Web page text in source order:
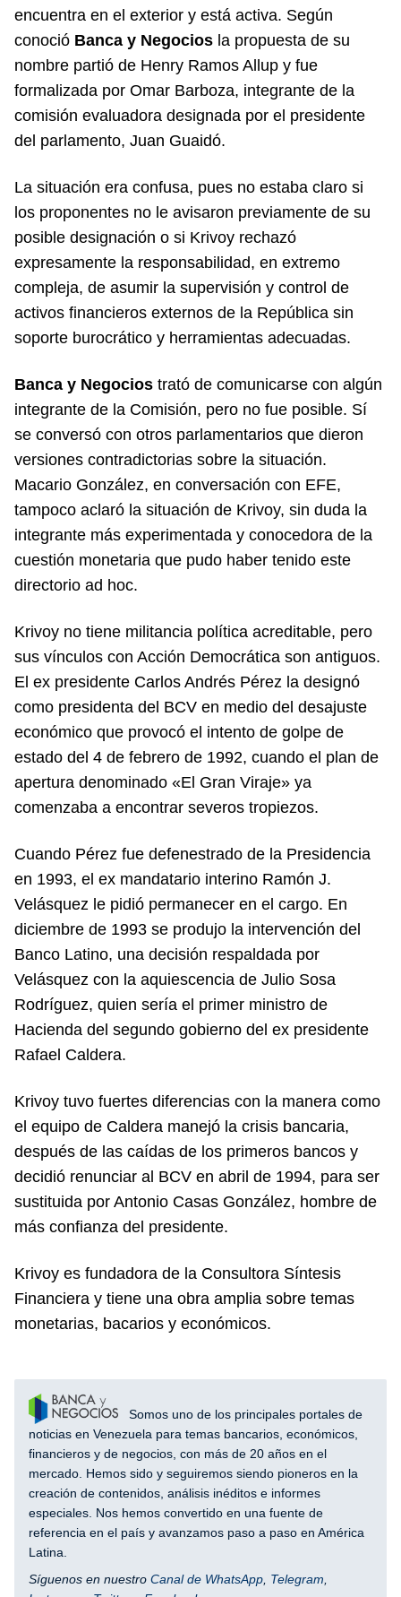
encuentra en el exterior y está activa. Según
conoció Banca y Negocios la propuesta de su
nombre partió de Henry Ramos Allup y fue
formalizada por Omar Barboza, integrante de la
comisión evaluadora designada por el presidente
del parlamento, Juan Guaidó.
La situación era confusa, pues no estaba claro si
los proponentes no le avisaron previamente de su
posible designación o si Krivoy rechazó
expresamente la responsabilidad, en extremo
compleja, de asumir la supervisión y control de
activos financieros externos de la República sin
soporte burocrático y herramientas adecuadas.
Banca y Negocios trató de comunicarse con algún
integrante de la Comisión, pero no fue posible. Sí
se conversó con otros parlamentarios que dieron
versiones contradictorias sobre la situación.
Macario González, en conversación con EFE,
tampoco aclaró la situación de Krivoy, sin duda la
integrante más experimentada y conocedora de la
cuestión monetaria que pudo haber tenido este
directorio ad hoc.
Krivoy no tiene militancia política acreditable, pero
sus vínculos con Acción Democrática son antiguos.
El ex presidente Carlos Andrés Pérez la designó
como presidenta del BCV en medio del desajuste
económico que provocó el intento de golpe de
estado del 4 de febrero de 1992, cuando el plan de
apertura denominado «El Gran Viraje» ya
comenzaba a encontrar severos tropiezos.
Cuando Pérez fue defenestrado de la Presidencia
en 1993, el ex mandatario interino Ramón J.
Velásquez le pidió permanecer en el cargo. En
diciembre de 1993 se produjo la intervención del
Banco Latino, una decisión respaldada por
Velásquez con la aquiescencia de Julio Sosa
Rodríguez, quien sería el primer ministro de
Hacienda del segundo gobierno del ex presidente
Rafael Caldera.
Krivoy tuvo fuertes diferencias con la manera como
el equipo de Caldera manejó la crisis bancaria,
después de las caídas de los primeros bancos y
decidió renunciar al BCV en abril de 1994, para ser
sustituida por Antonio Casas González, hombre de
más confianza del presidente.
Krivoy es fundadora de la Consultora Síntesis
Financiera y tiene una obra amplia sobre temas
monetarias, bacarios y económicos.
Somos uno de los principales portales de
noticias en Venezuela para temas bancarios, económicos,
financieros y de negocios, con más de 20 años en el
mercado. Hemos sido y seguiremos siendo pioneros en la
creación de contenidos, análisis inéditos e informes
especiales. Nos hemos convertido en una fuente de
referencia en el país y avanzamos paso a paso en América
Latina.
Síguenos en nuestro Canal de WhatsApp Telegram